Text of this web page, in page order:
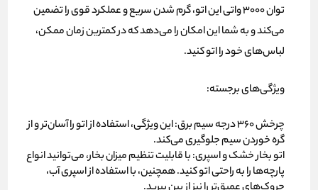
توان 3000 واتی این اتو، گرم شدن سریع و عملکرد قوی را تضمین
می‌کند و به شما این امکان را می‌دهد که در کمترین زمان ممکن،
لباس‌های خود را اتو کنید.
ویژگی‌های برجسته:
چرخش 360 درجه سیم برق:
این ویژگی، استفاده از اتو را آسان‌تر و از
گره خوردن سیم جلوگیری می‌کند.
اتو بخار خشک و اسپری:با قابلیت تنظیم میزان بخار، می‌توانید انواع
پارچه‌ها را به راحتی اتو کنید. همچنین، با استفاده از اسپری آب،